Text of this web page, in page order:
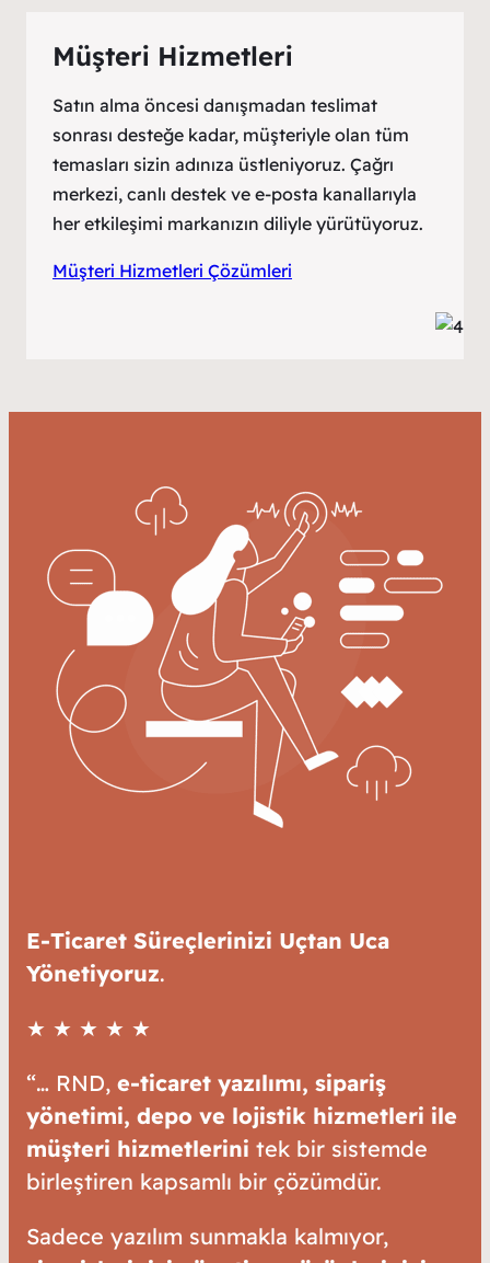
Müşteri Hizmetleri
Satın alma öncesi danışmadan teslimat
sonrası desteğe kadar, müşteriyle olan tüm
temasları sizin adınıza üstleniyoruz. Çağrı
merkezi, canlı destek ve e-posta kanallarıyla
her etkileşimi markanızın diliyle yürütüyoruz.
Müşteri Hizmetleri Çözümleri
E-Ticaret Süreçlerinizi Uçtan Uca
Yönetiyoruz.
★ ★ ★ ★ ★
“… RND, e-ticaret yazılımı, sipariş
yönetimi, depo ve lojistik hizmetleri ile
müşteri hizmetlerini tek bir sistemde
birleştiren kapsamlı bir çözümdür.
Sadece yazılım sunmakla kalmıyor,